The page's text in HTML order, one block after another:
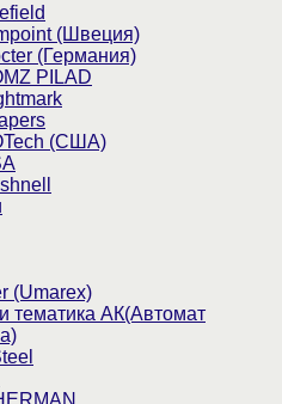
(Швеция)
(Германия)
PILAD
(США)
(Umarex)
тематика АК(Автомат